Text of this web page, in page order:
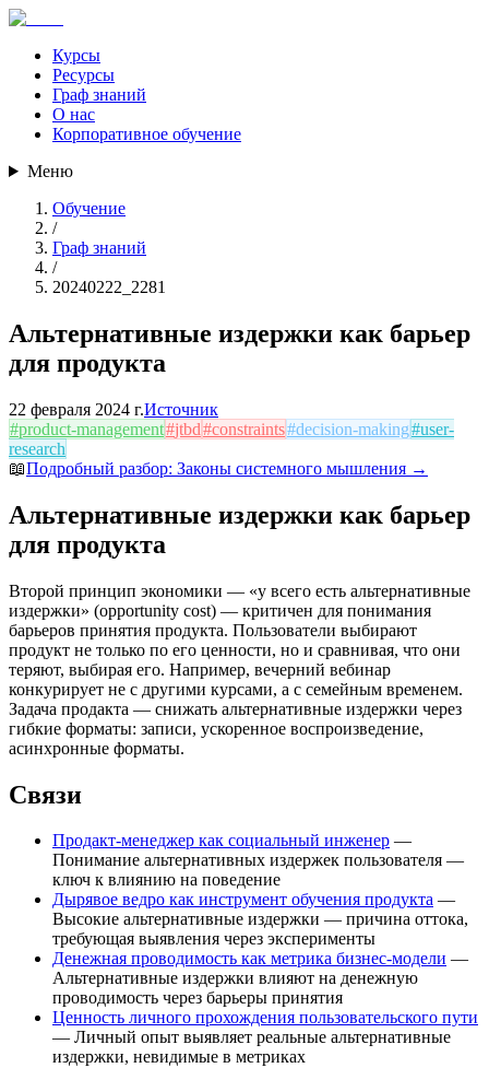
Курсы
Ресурсы
Граф знаний
О нас
Корпоративное обучение
Меню
Обучение
/
Граф знаний
/
20240222_2281
Альтернативные издержки как барьер
для продукта
22 февраля 2024 г.Источник
#product-management#jtbd#constraints#decision-making#user-
research
📖Подробный разбор: Законы системного мышления →
Альтернативные издержки как барьер
для продукта
Второй принцип экономики — «у всего есть альтернативные
издержки» (opportunity cost) — критичен для понимания
барьеров принятия продукта. Пользователи выбирают
продукт не только по его ценности, но и сравнивая, что они
теряют, выбирая его. Например, вечерний вебинар
конкурирует не с другими курсами, а с семейным временем.
Задача продакта — снижать альтернативные издержки через
гибкие форматы: записи, ускоренное воспроизведение,
асинхронные форматы.
Связи
Продакт-менеджер как социальный инженер —
Понимание альтернативных издержек пользователя —
ключ к влиянию на поведение
Дырявое ведро как инструмент обучения продукта —
Высокие альтернативные издержки — причина оттока,
требующая выявления через эксперименты
Денежная проводимость как метрика бизнес-модели —
Альтернативные издержки влияют на денежную
проводимость через барьеры принятия
Ценность личного прохождения пользовательского пути
— Личный опыт выявляет реальные альтернативные
издержки, невидимые в метриках